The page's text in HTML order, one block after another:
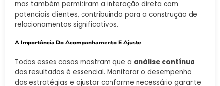
mas também permitiram a interação direta com
potenciais clientes, contribuindo para a construção de
relacionamentos significativos.
A Importância Do Acompanhamento E Ajuste
Todos esses casos mostram que a análise contínua
dos resultados é essencial. Monitorar o desempenho
das estratégias e ajustar conforme necessário garante